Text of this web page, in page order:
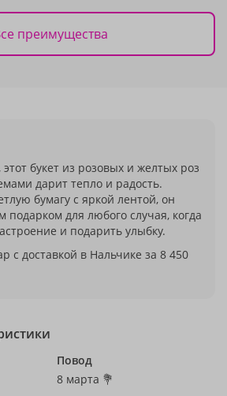
преимущества
букет из розовых и желтых роз
дарит тепло и радость.
бумагу с яркой лентой, он
подарком для любого случая, когда
и подарить улыбку.
с доставкой в Нальчике за 8 450
Повод
8 марта 💐